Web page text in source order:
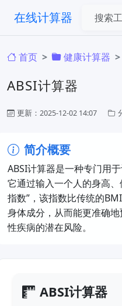
在线计算器
首页 健康计算器
ABSI计算器
更新：2025-12-02 14:07
简介概要
ABSI计算器是一种专门用
它通过输入一个人的身高
指数”，该指数比传统的
身体成分，从而能更准确
性疾病的潜在风险。
ABSI计算器